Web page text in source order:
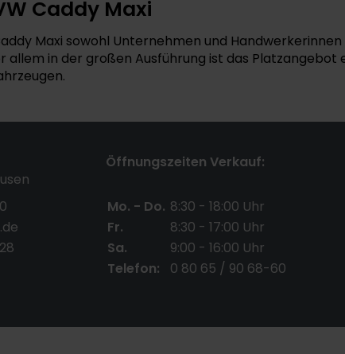
Caddy Maxi
Maxi sowohl Unternehmen und
allem in der großen Ausführung ist das
Öffnungszeiten Verkauf:
Mo. - Do. 8:30 - 18:00 Uhr
Fr.
8:30 - 17:00 Uhr
Sa.
9:00 - 16:00 Uhr
Telefon:
0 80 65 / 90 68-60